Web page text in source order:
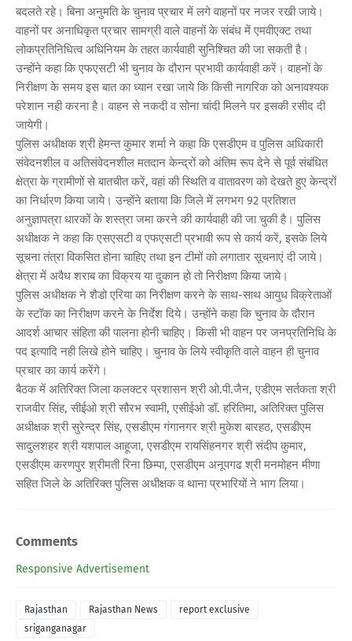
बदलते रहे। बिना अनुमति के चुनाव प्रचार में लगे वाहनों पर नजर रखी जाये।
वाहनों पर अनाधिकृत प्रचार सामग्री वाले वाहनों के संबंध में एमवीएक्ट तथा
लोकप्रतिनिधित्व अधिनियम के तहत कार्यवाही सुनिश्चित की जा सकती है।
उन्होंने कहा कि एफएसटी भी चुनाव के दौरान प्रभावी कार्यवाही करें। वाहनों के
निरीक्षण के समय इस बात का ध्यान रखा जाये कि किसी नागरिक को अनावश्यक
परेशान नही करना है। वाहन से नकदी व सोना चांदी मिलने पर इसकी रसीद दी
जायेगी।
पुलिस अधीक्षक श्री हेमन्त कुमार शर्मा ने कहा कि एसडीएम व पुलिस अधिकारी
संवेदनशील व अतिसंवेदनशील मतदान केन्द्रों को अंतिम रूप देने से पूर्व संबंधित
क्षेत्रा के ग्रामीणों से बातचीत करें, वहां की स्थिति व वातावरण को देखते हुए केन्द्रों
का निर्धारण किया जाये। उन्होंने बताया कि जिले में लगभग 92 प्रतिशत
अनुज्ञापत्रा धारकों के शस्त्रा जमा करने की कार्यवाही की जा चुकी है। पुलिस
अधीक्षक ने कहा कि एसएसटी व एफएसटी प्रभावी रूप से कार्य करें, इसके लिये
सूचना तंत्रा विकसित होना चाहिए तथा इन टीमों को लगातार सूचनाएं दी जाये।
क्षेत्रा में अवैध शराब का विक्रय या दुकान हो तो निरीक्षण किया जाये।
पुलिस अधीक्षक ने शैडो एरिया का निरीक्षण करने के साथ-साथ आयुध विक्रेताओं
के स्टॉक का निरीक्षण करने के निर्देश दिये। उन्होंने कहा कि चुनाव के दौरान
आदर्श आचार संहिता की पालना होनी चाहिए। किसी भी वाहन पर जनप्रतिनिधि के
पद इत्यादि नही लिखे होने चाहिए। चुनाव के लिये स्वीकृति वाले वाहन ही चुनाव
प्रचार का कार्य करेंगे।
बैठक में अतिरिक्त जिला कलक्टर प्रशासन श्री ओ.पी.जैन, एडीएम सर्तकता श्री
राजवीर सिंह, सीईओ श्री सौरभ स्वामी, एसीईओ डॉ. हरितिमा, अतिरिक्त पुलिस
अधीक्षक श्री सुरेन्द्र सिंह, एसडीएम गंगानगर श्री मुकेश बारहठ, एसडीएम
सादुलशहर श्री यशपाल आहूजा, एसडीएम रायसिंहनगर श्री संदीप कुमार,
एसडीएम करणपुर श्रीमती रिना छिम्पा, एसडीएम अनूपगढ श्री मनमोहन मीणा
सहित जिले के अतिरिक्त पुलिस अधीक्षक व थाना प्रभारियों ने भाग लिया।
Comments
Responsive Advertisement
Rajasthan Rajasthan News
report exclusive
sriganganagar